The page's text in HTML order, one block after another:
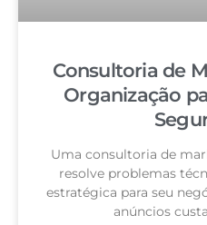
Consultoria de
Organização
Uma consultoria de
resolve problemas
estratégica para seu
anúncios